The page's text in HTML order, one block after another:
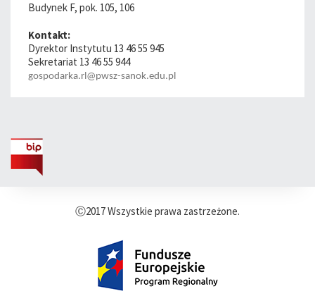
Budynek F, pok. 105, 106
Kontakt:
Dyrektor Instytutu 13 46 55 945
Sekretariat 13 46 55 944
gospodarka.rl@pwsz-sanok.edu.pl
Ⓒ2017 Wszystkie prawa zastrzeżone.